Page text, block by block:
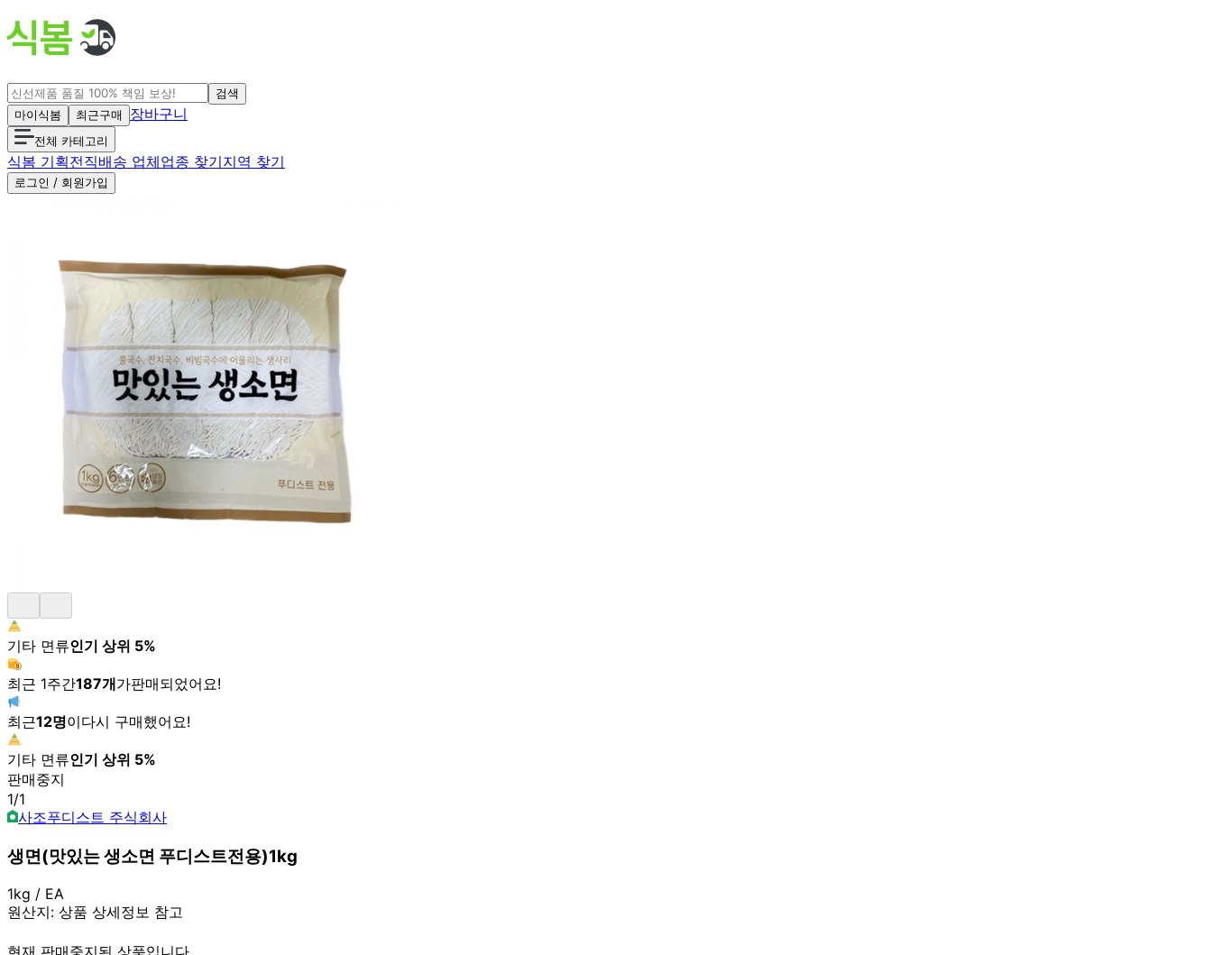
검색
마이식봄
최근구매 장바구니
전체 카테고리
식봄 기획전직배송 업체업종 찾기지역 찾기
로그인 / 회원가입
기타 면류인기 상위 5%
최근 1주간187개가판매되었어요!
최근12명이다시 구매했어요!
기타 면류인기 상위 5%
판매중지
1/1
사조푸디스트 주식회사
생면(맛있는 생소면 푸디스트전용)1kg
1kg / EA
원산지: 상품 상세정보 참고